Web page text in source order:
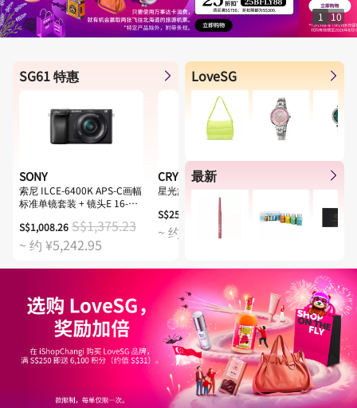
1 10
SG61 特惠
SONY
索尼 ILCE-6400K APS-C画幅
标准单镜套装 + 镜头E 16-
S$1,008.26 S$1,375.23
~ 约 ¥5,242.95
CRYSTAL TOMATO
星光旅程至选套装
S$259.00
~ 约 ¥1,346.80
莱佛士传承
S$35.00
~ 约
LoveSG
最新